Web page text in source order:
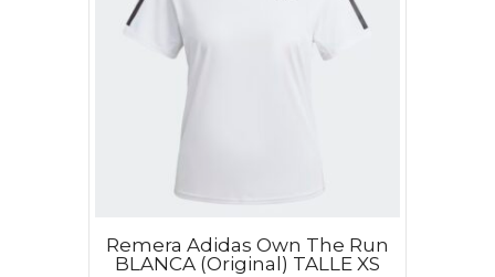
Remera Adidas Own The Run
BLANCA (Original) TALLE XS